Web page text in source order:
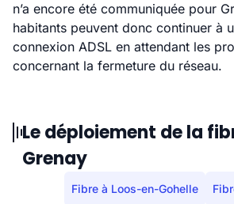
n’a encore été communiquée pour
habitants peuvent donc continuer à
connexion ADSL en attendant les
concernant la fermeture du réseau.
Le déploiement de la
Grenay
Fibre à Loos-en-Gohelle